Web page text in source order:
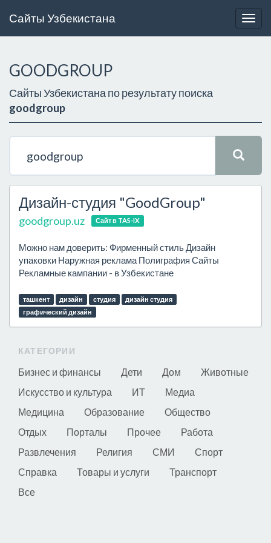
Сайты Узбекистана
GOODGROUP
Сайты Узбекистана по результату поиска
goodgroup
Дизайн-студия "GoodGroup"
goodgroup.uz Сайт в TAS-IX
Можно нам доверить: Фирменный стиль Дизайн
упаковки Наружная реклама Полиграфия Сайты
Рекламные кампании - в Узбекистане
ташкент дизайн студия
дизайн студия
графический дизайн
КАТЕГОРИИ
Бизнес и финансы Дети Дом
Животные
Искусство и культура
ИТ
Медиа
Медицина
Образование
Общество
Отдых
Порталы Прочее
Работа
Развлечения
Религия СМИ
Спорт
Справка
Товары и услуги
Транспорт
Все